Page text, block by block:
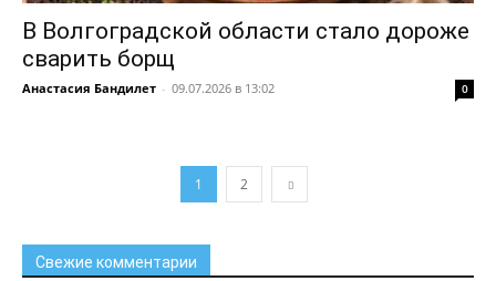
В Волгоградской области стало дороже
сварить борщ
Анастасия Бандилет - 09.07.2026 в 13:02 0
1 2
Свежие комментарии